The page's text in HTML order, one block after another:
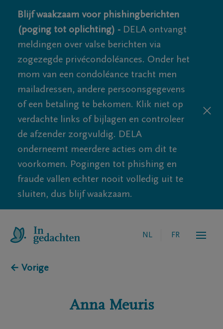
Blijf waakzaam voor phishingberichten
(poging tot oplichting) - DELA ontvangt
meldingen over valse berichten via
zogezegde privécondoléances. Onder het
mom van een condoléance tracht men
mailadressen, andere persoonsgegevens
of een betaling te bekomen. Klik niet op
verdachte links of bijlagen en controleer
de afzender zorgvuldig. DELA
onderneemt meerdere acties om dit te
voorkomen. Pogingen tot phishing en
fraude vallen echter nooit volledig uit te
sluiten, dus blijf waakzaam.
NL FR
← Vorige
Anna Meuris